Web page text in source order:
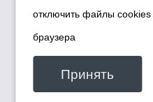
Политика по
данных в
мэрии города
Техническая
malinchukvl@mail.ru
отключить файлы cookies
браузера
Принять